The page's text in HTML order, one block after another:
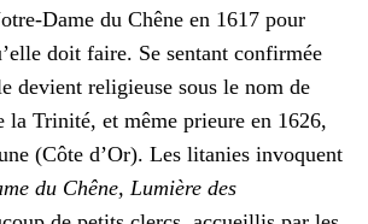
Dame du Chêne en 1617 pour
doit faire. Se sentant confirmée
devient religieuse sous le nom de
la Trinité, et même prieure en 1626,
(Côte d’Or). Les litanies invoquent
du Chêne, Lumière des